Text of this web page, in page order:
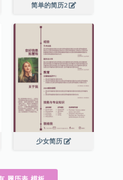
简单的简历2
少女简历